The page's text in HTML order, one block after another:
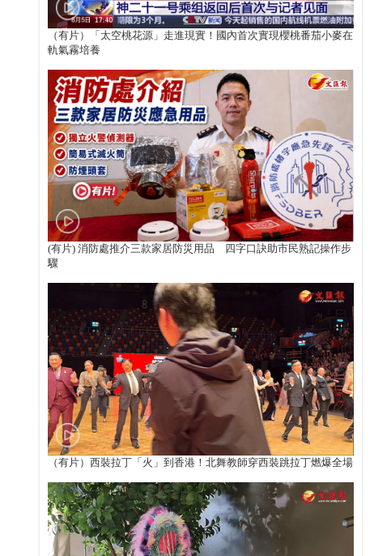
（有片）「太空桃花源」走進現實！國內首次實現櫻桃番茄小麥在
軌氣霧培養
(有片) 消防處推介三款家居防災用品 四字口訣助市民熟記操作步
驟
（有片）西裝拉丁「火」到香港！北舞教師穿西裝跳拉丁燃爆全場